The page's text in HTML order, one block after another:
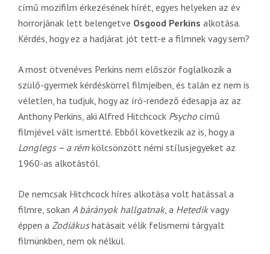
című mozifilm érkezésének hírét, egyes helyeken az év
horrorjának lett belengetve Osgood Perkins alkotása.
Kérdés, hogy ez a hadjárat jót tett-e a filmnek vagy sem?
A most ötvenéves Perkins nem először foglalkozik a
szülő-gyermek kérdéskörrel filmjeiben, és talán ez nem is
véletlen, ha tudjuk, hogy az író-rendező édesapja az az
Anthony Perkins, aki Alfred Hitchcock Psycho című
filmjével vált ismertté. Ebből következik az is, hogy a
Longlegs – a rémkölcsönzött némi stílusjegyeket az
1960-as alkotástól.
De nemcsak Hitchcock híres alkotása volt hatással a
filmre, sokan A bárányok hallgatnak, a Hetedikvagy
éppen a Zodiákushatásait vélik felismerni tárgyalt
filmünkben, nem ok nélkül.